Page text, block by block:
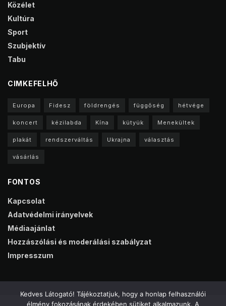
Közélet
Kultúra
Sport
Szubjektív
Tabu
CIMKEFELHŐ
Europa Fidesz földrengés függőség hétvége
koncert kézilabda Kína kütyük Menekültek
plakát rendszerváltás Ukrajna választás
vásárlás
FONTOS
Kapcsolat
Adatvédelmi irányelvek
Médiaajánlat
Hozzászólási és moderálási szabályzat
Impresszum
Kedves Látogató! Tájékoztatjuk, hogy a honlap felhasználói
élmény fokozásának érdekében sütiket alkalmazunk. A